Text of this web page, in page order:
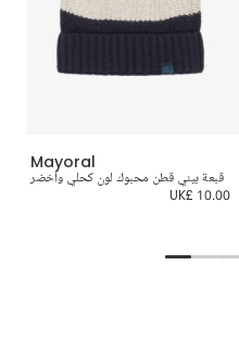
Mayoral
قبعة بيني قطن محبوك لون كحلي وأخضر
UK£ 10.00